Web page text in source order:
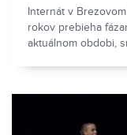
Internát v
rokov prebieha
aktuálnom obdobi,